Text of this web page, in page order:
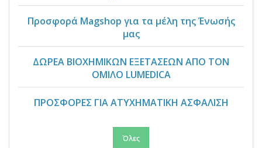
Προσφορά Magshop για τα μέλη της Ένωσής
μας
ΔΩΡΕΑ ΒΙΟΧΗΜΙΚΩΝ ΕΞΕΤΑΣΕΩΝ ΑΠΟ ΤΟΝ
ΟΜΙΛΟ LUMEDICA
ΠΡΟΣΦΟΡΕΣ ΓΙΑ ΑΤΥΧΗΜΑΤΙΚΗ ΑΣΦΑΛΙΣΗ
Όλες